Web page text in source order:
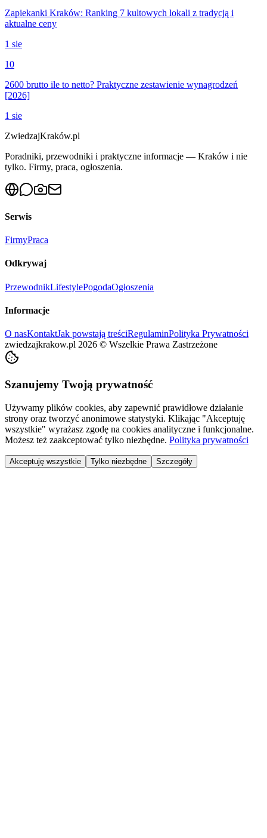
Zapiekanki Kraków: Ranking 7 kultowych lokali z tradycją i
aktualne ceny
1 sie
10
2600 brutto ile to netto? Praktyczne zestawienie wynagrodzeń
[2026]
1 sie
ZwiedzajKraków.pl
Poradniki, przewodniki i praktyczne informacje — Kraków i nie
tylko. Firmy, praca, ogłoszenia.
Serwis
FirmyPraca
Odkrywaj
PrzewodnikLifestylePogodaOgłoszenia
Informacje
O nasKontaktJak powstają treściRegulaminPolityka Prywatności
zwiedzajkrakow.pl 2026 © Wszelkie Prawa Zastrzeżone
Szanujemy Twoją prywatność
Używamy plików cookies, aby zapewnić prawidłowe działanie
strony oraz tworzyć anonimowe statystyki. Klikając "Akceptuję
wszystkie" wyrażasz zgodę na cookies analityczne i funkcjonalne.
Możesz też zaakceptować tylko niezbędne. Polityka prywatności
Akceptuję wszystkie Tylko niezbędne Szczegóły